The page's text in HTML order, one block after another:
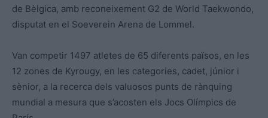
de Bèlgica, amb reconeixement G2 de World Taekwondo,
disputat en el Soeverein Arena de Lommel.
Van competir 1497 atletes de 65 diferents països, en les
12 zones de Kyrougy, en les categories, cadet, júnior i
sènior, a la recerca dels valuosos punts de rànquing
mundial a mesura que s’acosten els Jocs Olímpics de